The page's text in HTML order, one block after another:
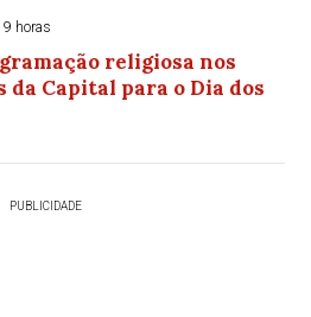
horas
religiosa nos
Capital para o Dia dos
PUBLICIDADE